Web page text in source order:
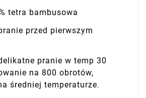
tetra bambusowa
przed pierwszym
pranie w temp 30
na 800 obrotów,
średniej temperaturze.